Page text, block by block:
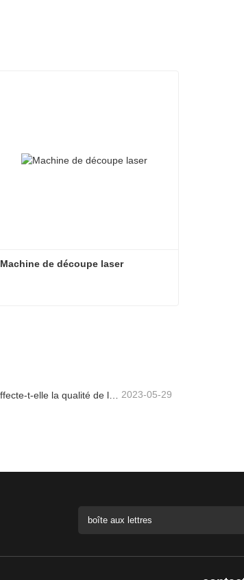
Machine de découpe laser
Comment la buse affecte-t-elle la qualité de la découpe laser ? 2023-05-29